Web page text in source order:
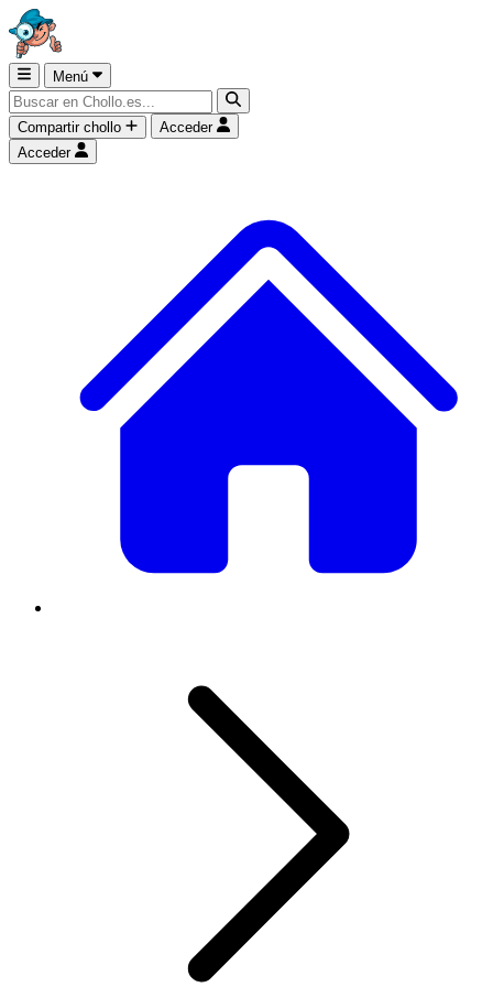
Menú
Compartir chollo
Acceder
Acceder